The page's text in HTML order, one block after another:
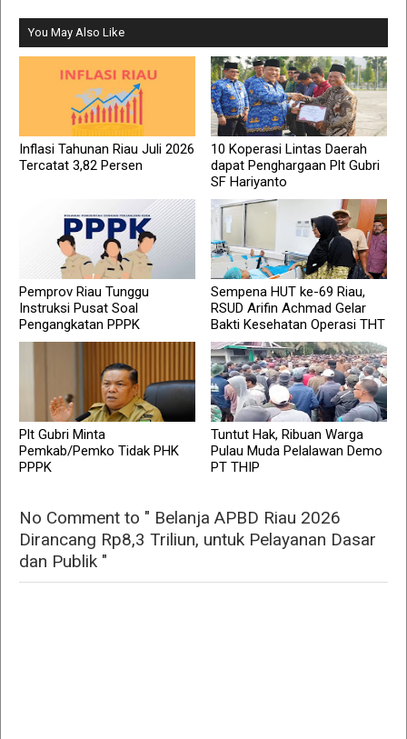
You May Also Like
Inflasi Tahunan Riau Juli 2026
Tercatat 3,82 Persen
10 Koperasi Lintas Daerah
dapat Penghargaan Plt Gubri
SF Hariyanto
Pemprov Riau Tunggu
Instruksi Pusat Soal
Pengangkatan PPPK
Sempena HUT ke-69 Riau,
RSUD Arifin Achmad Gelar
Bakti Kesehatan Operasi THT
Plt Gubri Minta
Pemkab/Pemko Tidak PHK
PPPK
Tuntut Hak, Ribuan Warga
Pulau Muda Pelalawan Demo
PT THIP
No Comment to " Belanja APBD Riau 2026
Dirancang Rp8,3 Triliun, untuk Pelayanan Dasar
dan Publik "